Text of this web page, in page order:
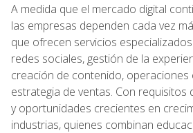
A medida que el mercado digital
las empresas dependen cada vez
que ofrecen servicios
redes sociales, gestión de la
creación de contenido, operaciones
estrategia de ventas. Con requisitos
y oportunidades crecientes en
industrias, quienes combinan